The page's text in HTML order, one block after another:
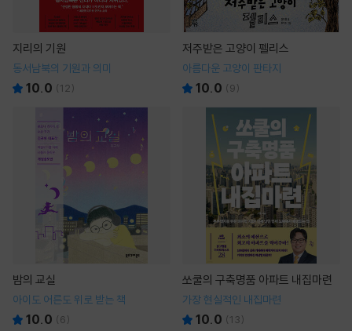
지리의 기원
동서남북의 기원과 의미
10.0 (12)
저주받은 고양이 펠리스
아름다운 고양이 판타지
10.0 (9)
밤의 교실
아이도 어른도 위로 받는 책
10.0 (6)
쏘쿨의 구축명품 아파트 내집마련
가장 현실적인 내집마련
10.0 (13)